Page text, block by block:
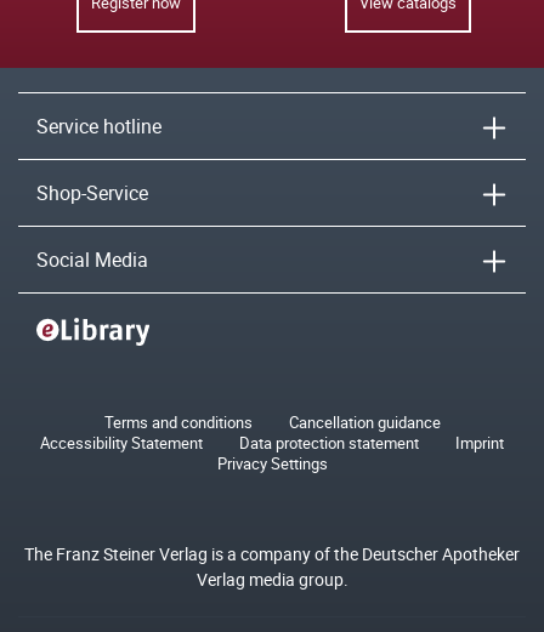
Service hotline
Shop-Service
Social Media
Terms and conditions
Cancellation guidance
Accessibility Statement
Data protection statement
Imprint
Privacy Settings
The Franz Steiner Verlag is a company of the Deutscher Apotheker
Verlag media group.